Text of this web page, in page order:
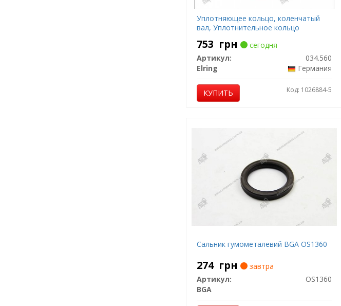
Уплотняющее кольцо, коленчатый
вал, Уплотнительное кольцо
753 грн
сегодня
Артикул:
034.560
Elring
Германия
КУПИТЬ Код: 1026884-5
Сальник гумометалевий BGA OS1360
274 грн
завтра
Артикул:
OS1360
BGA